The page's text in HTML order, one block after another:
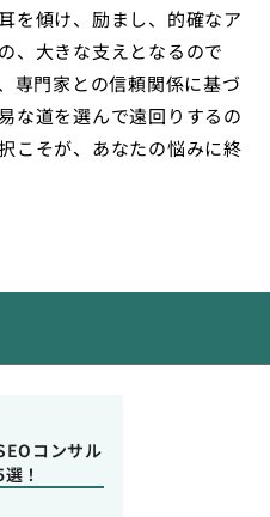
を傾け、励まし、的確なア
、大きな支えとなるので
専門家との信頼関係に基づ
な道を選んで遠回りするの
こそが、あなたの悩みに終
コンサル
！